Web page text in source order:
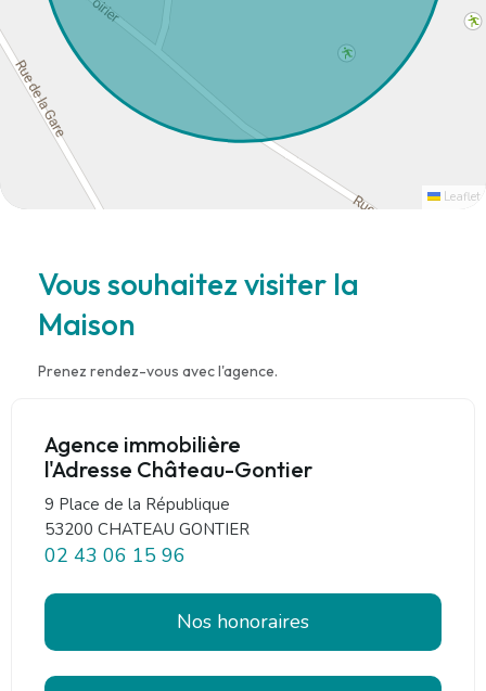
Leaflet
Vous souhaitez visiter la
Maison
Prenez rendez-vous avec l'agence.
Agence immobilière
l'Adresse Château-Gontier
9 Place de la République
53200 CHATEAU GONTIER
02 43 06 15 96
Nos honoraires